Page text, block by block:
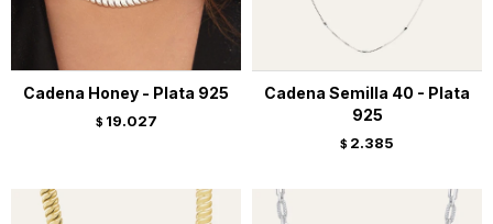
Cadena Honey - Plata 925
$ 19.027
Cadena Semilla 40 - Plata
925
$ 2.385